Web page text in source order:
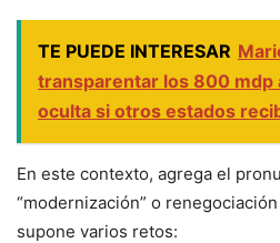
TE PUEDE INTERESAR
transparentar los 800 mdp
oculta si otros estados
En este contexto, agrega el
“modernización” o
supone varios retos: